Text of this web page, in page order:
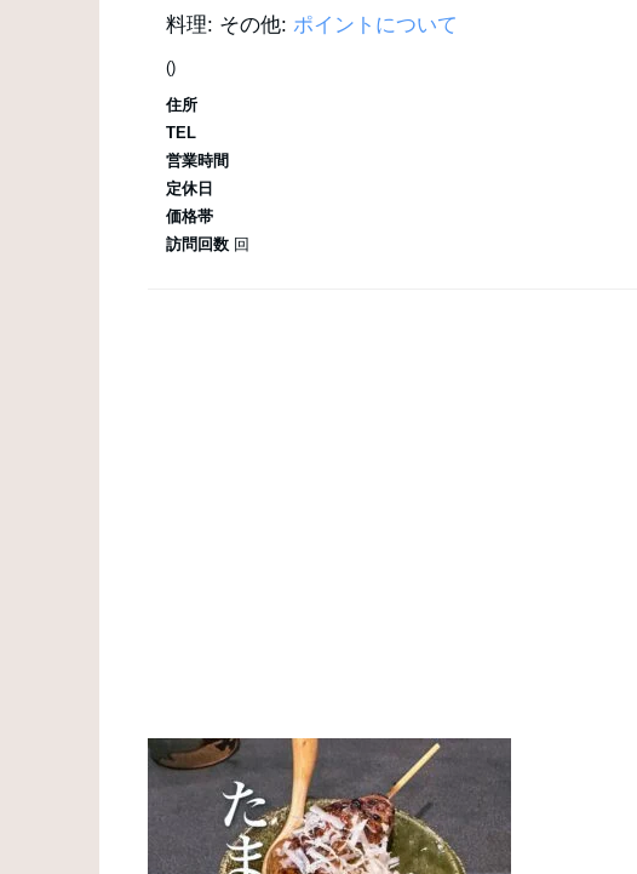
料理: その他: ポイントについて
()
住所
TEL
営業時間
定休日
価格帯
訪問回数 回